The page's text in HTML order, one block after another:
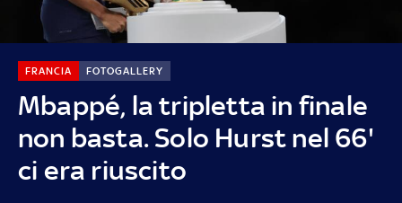
Mbappé, la tripletta in finale
non basta. Solo Hurst nel 66'
ci era riuscito
FRANCIA FOTOGALLERY